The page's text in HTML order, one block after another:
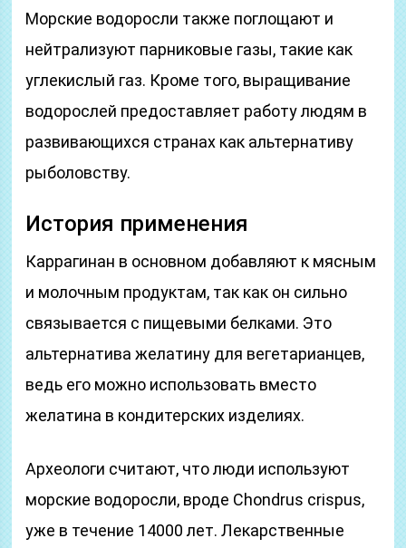
Морские водоросли также поглощают и
нейтрализуют парниковые газы, такие как
углекислый газ. Кроме того, выращивание
водорослей предоставляет работу людям в
развивающихся странах как альтернативу
рыболовству.
История применения
Каррагинан в основном добавляют к мясным
и молочным продуктам, так как он сильно
связывается с пищевыми белками. Это
альтернатива желатину для вегетарианцев,
ведь его можно использовать вместо
желатина в кондитерских изделиях.
Археологи считают, что люди используют
морские водоросли, вроде Chondrus crispus,
уже в течение 14000 лет. Лекарственные